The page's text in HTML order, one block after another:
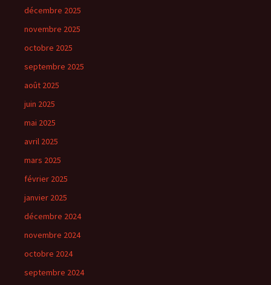
décembre 2025
novembre 2025
octobre 2025
septembre 2025
août 2025
juin 2025
mai 2025
avril 2025
mars 2025
février 2025
janvier 2025
décembre 2024
novembre 2024
octobre 2024
septembre 2024